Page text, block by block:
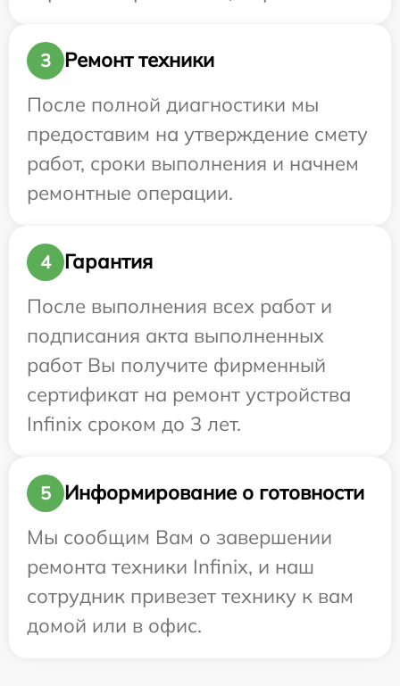
3
Ремонт техники
После полной диагностики мы
предоставим на утверждение смету
работ, сроки выполнения и начнем
ремонтные операции.
4
Гарантия
После выполнения всех работ и
подписания акта выполненных
работ Вы получите фирменный
сертификат на ремонт устройства
Infinix сроком до 3 лет.
5
Информирование о готовности
Мы сообщим Вам о завершении
ремонта техники Infinix, и наш
сотрудник привезет технику к вам
домой или в офис.